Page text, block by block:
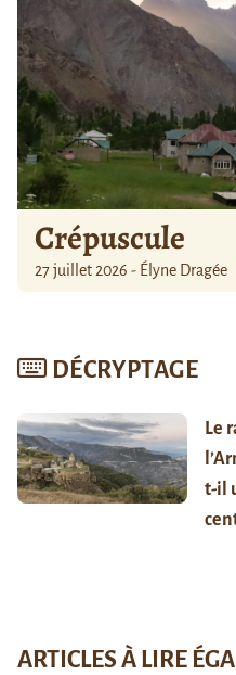
Crépuscule
27 juillet 2026 - Élyne Dragée
DÉCRYPTAGE
Le
t-il
ARTICLES À LIRE